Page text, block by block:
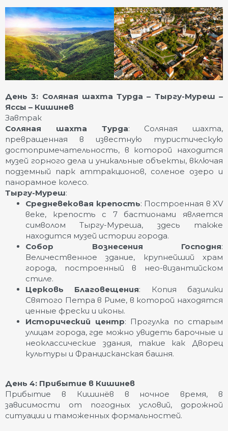
День 3: Соляная шахта Турда – Тыргу-Муреш –
Яссы – Кишинев
Завтрак
Соляная шахта Турда: Соляная шахта,
превращенная в известную туристическую
достопримечательность, в которой находится
музей горного дела и уникальные объекты, включая
подземный парк аттракционов, соленое озеро и
панорамное колесо.
Тыргу-Муреш:
Средневековая крепость: Построенная в XV
веке, крепость с 7 бастионами является
символом Тыргу-Муреша, здесь также
находится музей истории города.
Собор Вознесения Господня:
Величественное здание, крупнейший храм
города, построенный в нео-византийском
стиле.
Церковь Благовещения: Копия базилики
Святого Петра в Риме, в которой находятся
ценные фрески и иконы.
Исторический центр: Прогулка по старым
улицам города, где можно увидеть барочные и
неоклассические здания, такие как Дворец
культуры и Францисканская башня.
День 4: Прибытие в Кишинев
Прибытие в Кишинёв в ночное время, в
зависимости от погодных условий, дорожной
ситуации и таможенных формальностей.